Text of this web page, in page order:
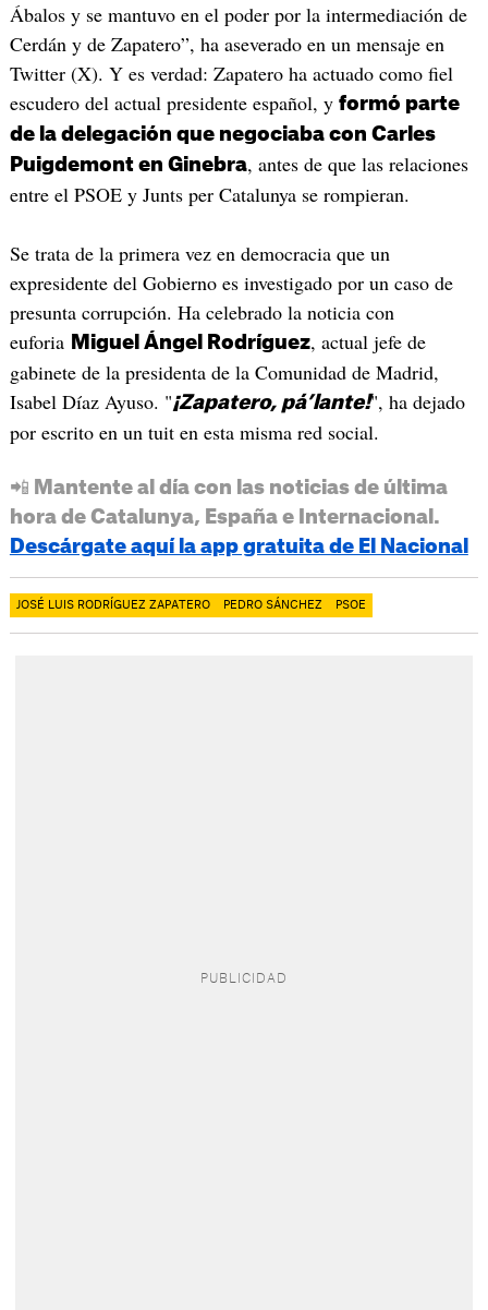
Ábalos y se mantuvo en el poder por la intermediación de
Cerdán y de Zapatero”, ha aseverado en un mensaje en
Twitter (X). Y es verdad: Zapatero ha actuado como fiel
escudero del actual presidente español, y formó parte
de la delegación que negociaba con Carles
Puigdemont en Ginebra, antes de que las relaciones
entre el PSOE y Junts per Catalunya se rompieran.
Se trata de la primera vez en democracia que un
expresidente del Gobierno es investigado por un caso de
presunta corrupción. Ha celebrado la noticia con
euforia Miguel Ángel Rodríguez, actual jefe de
gabinete de la presidenta de la Comunidad de Madrid,
Isabel Díaz Ayuso. "¡Zapatero, pá’lante!", ha dejado
por escrito en un tuit en esta misma red social.
📲 Mantente al día con las noticias de última
hora de Catalunya, España e Internacional.
Descárgate aquí la app gratuita de El Nacional
JOSÉ LUIS RODRÍGUEZ ZAPATERO PEDRO SÁNCHEZ PSOE